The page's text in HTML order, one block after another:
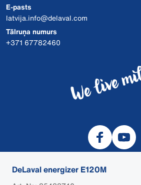
DeLaval energizer E120M
E-pasts
latvija.info@delaval.com
Tālruņa numurs
+371 67782460